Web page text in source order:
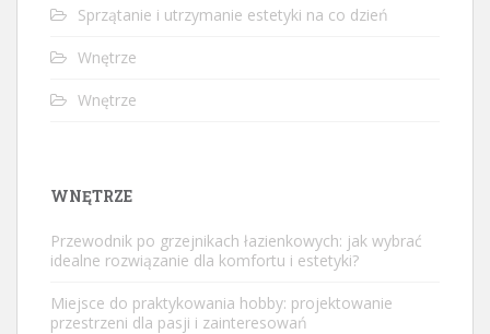
Sprzątanie i utrzymanie estetyki na co dzień
Wnętrze
Wnętrze
WNĘTRZE
Przewodnik po grzejnikach łazienkowych: jak wybrać
idealne rozwiązanie dla komfortu i estetyki?
Miejsce do praktykowania hobby: projektowanie
przestrzeni dla pasji i zainteresowań